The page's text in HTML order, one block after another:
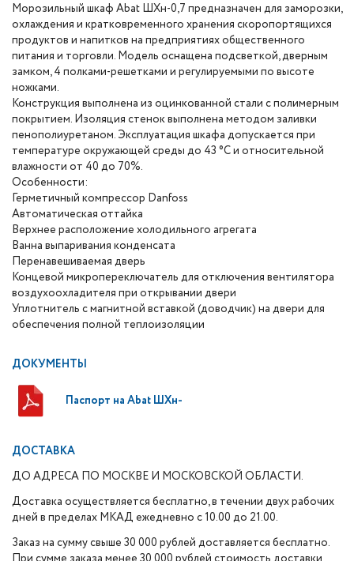
Морозильный шкаф Abat ШХн-0,7 предназначен для заморозки,
охлаждения и кратковременного хранения скоропортящихся
продуктов и напитков на предприятиях общественного
питания и торговли. Модель оснащена подсветкой, дверным
замком, 4 полками-решетками и регулируемыми по высоте
ножками.
Конструкция выполнена из оцинкованной стали с полимерным
покрытием. Изоляция стенок выполнена методом заливки
пенополиуретаном. Эксплуатация шкафа допускается при
температуре окружающей среды до 43 °C и относительной
влажности от 40 до 70%.
Особенности:
Герметичный компрессор Danfoss
Автоматическая оттайка
Верхнее расположение холодильного агрегата
Ванна выпаривания конденсата
Перенавешиваемая дверь
Концевой микропереключатель для отключения вентилятора
воздухоохладителя при открывании двери
Уплотнитель с магнитной вставкой (доводчик) на двери для
обеспечения полной теплоизоляции
ДОКУМЕНТЫ
Паспорт на Abat ШХн-
ДОСТАВКА
ДО АДРЕСА ПО МОСКВЕ И МОСКОВСКОЙ ОБЛАСТИ.
Доставка осуществляется бесплатно, в течении двух рабочих
дней в пределах МКАД ежедневно с 10.00 до 21.00.
Заказ на сумму свыше 30 000 рублей доставляется бесплатно.